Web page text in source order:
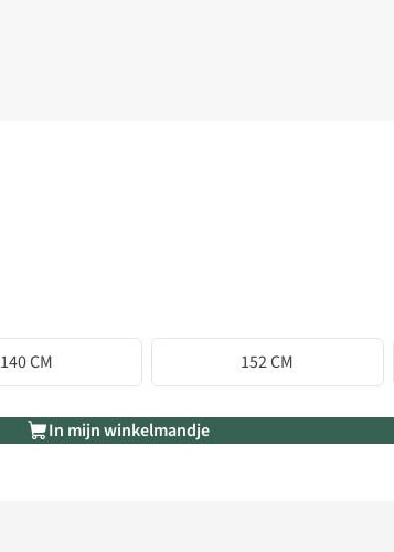
140 CM 152 CM
In mijn winkelmandje